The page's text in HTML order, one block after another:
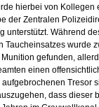
hierbei von Kollegen
der Zentralen
unterstützt. Während
Taucheinsatzes wurde
gefunden,
einen
Tresor
dass dieser